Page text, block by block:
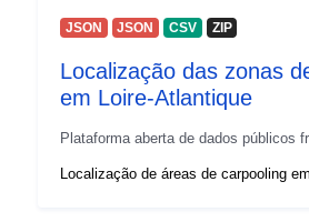
JSON JSON CSV ZIP
Localização das zonas
em Loire-Atlantique
Plataforma aberta de dados públicos
Localização de áreas de carpooling